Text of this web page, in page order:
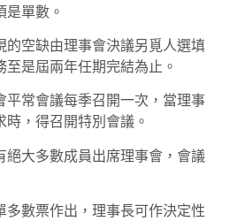
是單數。
的空缺由理事會決議另覓人選填
是屆兩年任期完結為止。
常會議每季召開一次，當理事
，得召開特別會議。
絕大多數成員出席理事會，會議
多數票作出，理事長可作決定性